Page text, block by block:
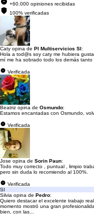
+60.000 opiniones recibidas
100% verificadas
Caty opina de Pl Multiservicios Sl:
Hola a tod@s soy caty me hubiera
mí me ha sobrado todo los demás
Verificada
Beatriz opina de Osmundo:
Estamos encantadas con Osmundo,
Verificada
Jose opina de Sorin Paun:
Todo muy correcto , puntual , limpio
pero sin duda lo recomiendo al 100%.
Verificada
SI
Silvia opina de Pedro:
Quiero destacar el excelente trabajo
momento mostró una gran
bien, con las...